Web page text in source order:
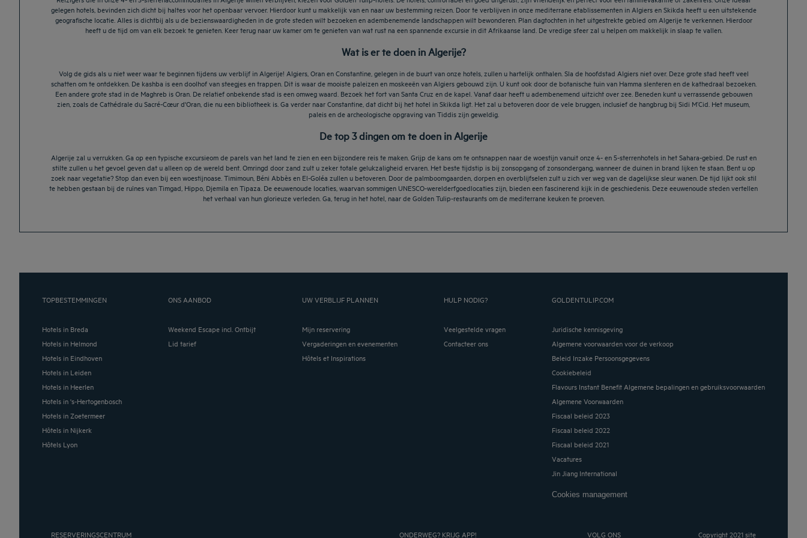
gelegen hotels, bevinden zich dicht bij haltes voor het openbaar vervoer. Hierdoor kunt u makkelijk van en naar uw bestemming reizen. Door te verblijven in onze mediterrane etablissementen in Algiers en Skikda heeft u een uitstekende
geografische locatie. Alles is dichtbij als u de bezienswaardigheden in de grote steden wilt bezoeken en adembenemende landschappen wilt bewonderen. Plan dagtochten in het uitgestrekte gebied om Algerije te verkennen. Hierdoor
heeft u de tijd om van elk bezoek te genieten. Keer terug naar uw kamer om te genieten van wat rust na een spannende excursie in dit Afrikaanse land. De vredige sfeer zal u helpen om makkelijk in slaap te vallen.
Wat is er te doen in Algerije?
Volg de gids als u niet weer waar te beginnen tijdens uw verblijf in Algerije! Algiers, Oran en Constantine, gelegen in de buurt van onze hotels, zullen u hartelijk onthalen. Sla de hoofdstad Algiers niet over. Deze grote stad heeft veel
schatten om te ontdekken. De kashba is een doolhof van steegjes en trappen. Dit is waar de mooiste paleizen en moskeeën van Algiers gebouwd zijn. U kunt ook door de botanische tuin van Hamma slenteren en de kathedraal bezoeken.
Een andere grote stad in de Maghreb is Oran. De relatief onbekende stad is een omweg waard. Bezoek het fort van Santa Cruz en de kapel. Vanaf daar heeft u adembenemend uitzicht over zee. Beneden kunt u verrassende gebouwen
zien, zoals de Cathédrale du Sacré-Cœur d'Oran, die nu een bibliotheek is. Ga verder naar Constantine, dat dicht bij het hotel in Skikda ligt. Het zal u betoveren door de vele bruggen, inclusief de hangbrug bij Sidi M’Cid. Het museum,
paleis en de archeologische opgraving van Tiddis zijn geweldig.
De top 3 dingen om te doen in Algerije
Algerije zal u verrukken. Ga op een typische excursieom de parels van het land te zien en een bijzondere reis te maken. Grijp de kans om te ontsnappen naar de woestijn vanuit onze 4- en 5-sterrenhotels in het Sahara-gebied. De rust en
stilte zullen u het gevoel geven dat u alleen op de wereld bent. Omringd door zand zult u zeker totale gelukzaligheid ervaren. Het beste tijdstip is bij zonsopgang of zonsondergang, wanneer de duinen in brand lijken te staan. Bent u op
zoek naar vegetatie? Stop dan even bij een woestijnoase. Timimoun, Béni Abbès en El-Goléa zullen u betoveren. Door de palmboomgaarden, dorpen en overblijfselen zult u zich ver weg van de dagelijkse sleur wanen. De tijd lijkt ook stil
te hebben gestaan bij de ruïnes van Timgad, Hippo, Djemila en Tipaza. De eeuwenoude locaties, waarvan sommigen UNESCO-werelderfgoedlocaties zijn, bieden een fascinerend kijk in de geschiedenis. Deze eeuwenoude steden vertellen
het verhaal van hun glorieuze verleden. Ga, terug in het hotel, naar de Golden Tulip-restaurants om de mediterrane keuken te proeven.
TOPBESTEMMINGEN
Hotels in Breda
Hotels in Helmond
Hotels in Eindhoven
Hotels in Leiden
Hotels in Heerlen
Hotels in 's-Hertogenbosch
Hotels in Zoetermeer
Hôtels in Nijkerk
Hôtels Lyon
ONS AANBOD
Weekend Escape incl. Ontbijt
Lid tarief
UW VERBLIJF PLANNEN
Mijn reservering
Vergaderingen en evenementen
Hôtels et Inspirations
HULP NODIG?
Veelgestelde vragen
Contacteer ons
GOLDENTULIP.COM
Juridische kennisgeving
Algemene voorwaarden voor de verkoop
Beleid Inzake Persoonsgegevens
Cookiebeleid
Flavours Instant Benefit Algemene bepalingen en gebruiksvoorwaarden
Algemene Voorwaarden
Fiscaal beleid 2023
Fiscaal beleid 2022
Fiscaal beleid 2021
Vacatures
Jin Jiang International
Cookies management
RESERVERINGSCENTRUM ONDERWEG? KRIJG APP! VOLG ONS Copyright 2021 site